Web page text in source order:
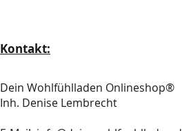
Kontakt:
Dein Wohlfühlladen Onlineshop®
Inh. Denise Lembrecht